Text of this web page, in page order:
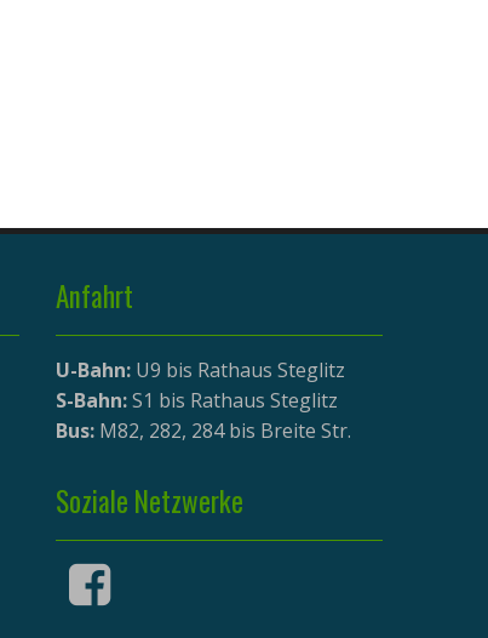
Anfahrt
U-Bahn: U9 bis Rathaus Steglitz
S-Bahn:S1 bis Rathaus Steglitz
Bus: M82, 282, 284 bis Breite Str.
Soziale Netzwerke